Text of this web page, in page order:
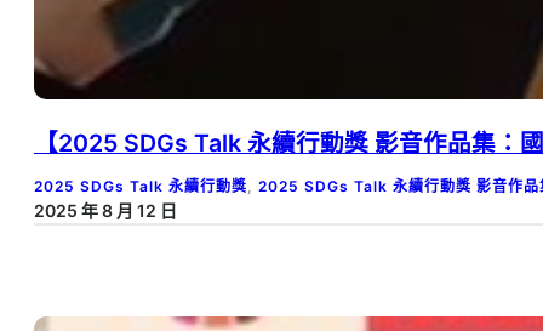
【2025 SDGs Talk 永續行動獎 影音作品集：
2025 SDGs Talk 永續行動獎 2025 SDGs Talk 永續行動獎 影音作品
2025 年 8 月 12 日